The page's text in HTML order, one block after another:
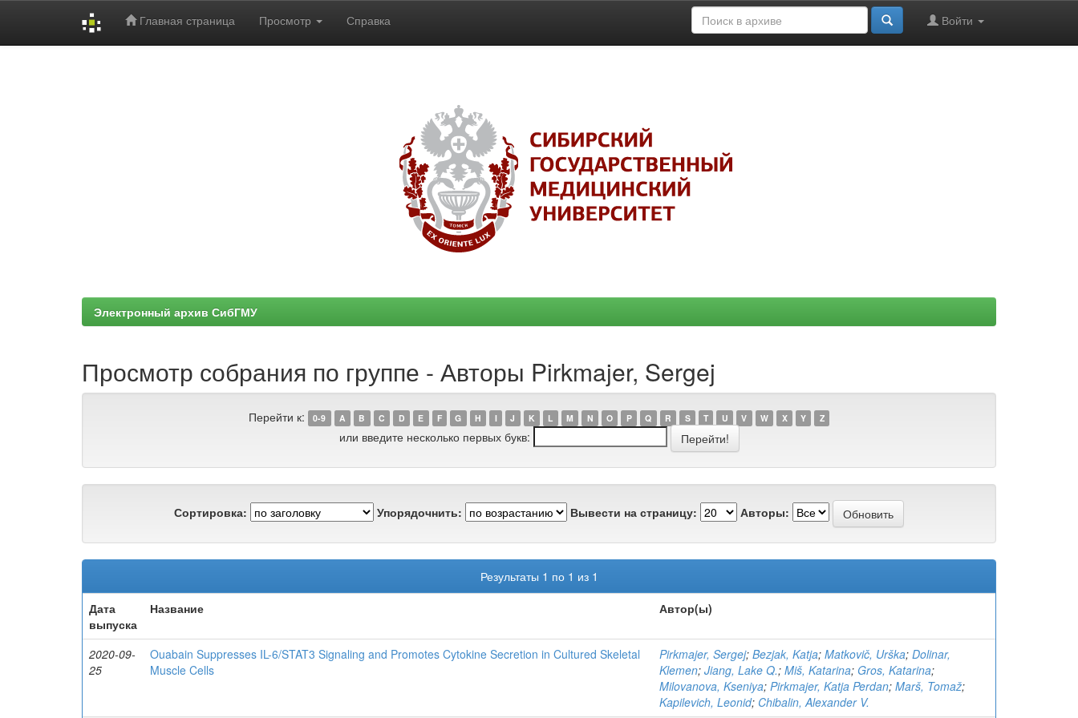
Главная страница Просмотр Справка Войти
Электронный архив СибГМУ
Просмотр собрания по группе - Авторы Pirkmajer, Sergej
Перейти к: 0-9 A B C D E F G H I J K L M N O P Q R S T U V W X Y Z
или введите несколько первых букв:
Сортировка: Упорядочнить: Вывести на страницу: Авторы:
Результаты 1 по 1 из 1
Дата
выпуска
Название Автор(ы)
2020-09-
25
Ouabain Suppresses IL-6/STAT3 Signaling and Promotes Cytokine Secretion in Cultured Skeletal
Muscle Cells
Pirkmajer, Sergej; Bezjak, Katja; Matkovič, Urška; Dolinar,
Klemen; Jiang, Lake Q.; Miš, Katarina; Gros, Katarina;
Milovanova, Kseniya; Pirkmajer, Katja Perdan; Marš, Tomaž;
Kapilevich, Leonid; Chibalin, Alexander V.